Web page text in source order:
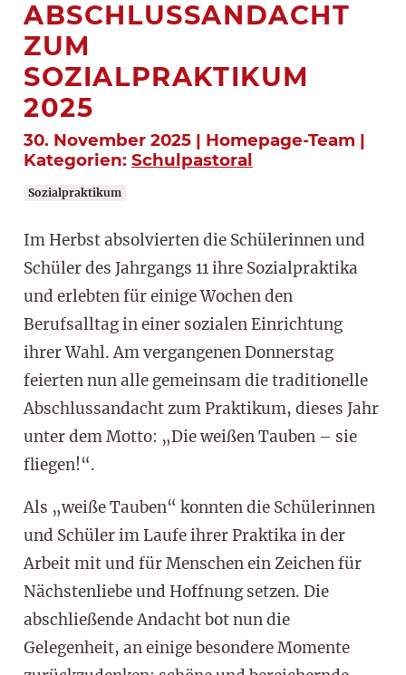
ABSCHLUSSANDACHT
ZUM
SOZIALPRAKTIKUM
2025
30. November 2025 | Homepage-Team |
Kategorien: Schulpastoral
Sozialpraktikum
Im Herbst absolvierten die Schülerinnen und
Schüler des Jahrgangs 11 ihre Sozialpraktika
und erlebten für einige Wochen den
Berufsalltag in einer sozialen Einrichtung
ihrer Wahl. Am vergangenen Donnerstag
feierten nun alle gemeinsam die traditionelle
Abschlussandacht zum Praktikum, dieses Jahr
unter dem Motto: „Die weißen Tauben – sie
fliegen!“.
Als „weiße Tauben“ konnten die Schülerinnen
und Schüler im Laufe ihrer Praktika in der
Arbeit mit und für Menschen ein Zeichen für
Nächstenliebe und Hoffnung setzen. Die
abschließende Andacht bot nun die
Gelegenheit, an einige besondere Momente